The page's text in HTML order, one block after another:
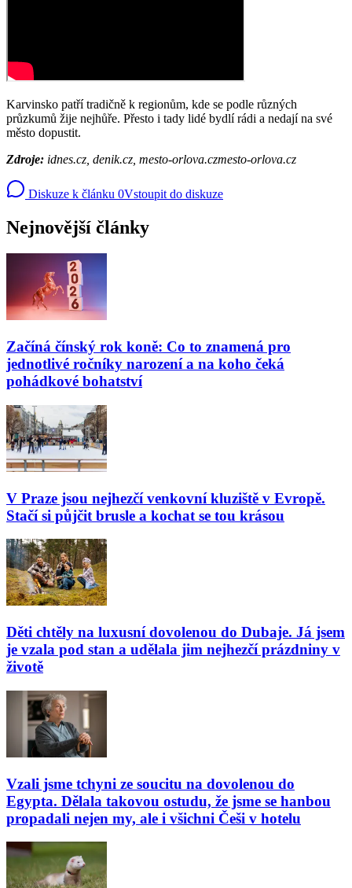
Karvinsko patří tradičně k regionům, kde se podle různých
průzkumů žije nejhůře. Přesto i tady lidé bydlí rádi a nedají na své
město dopustit.
Zdroje: idnes.cz, denik.cz, mesto-orlova.czmesto-orlova.cz
Diskuze k článku 0Vstoupit do diskuze
Nejnovější články
Začíná čínský rok koně: Co to znamená pro
jednotlivé ročníky narození a na koho čeká
pohádkové bohatství
V Praze jsou nejhezčí venkovní kluziště v Evropě.
Stačí si půjčit brusle a kochat se tou krásou
Děti chtěly na luxusní dovolenou do Dubaje. Já jsem
je vzala pod stan a udělala jim nejhezčí prázdniny v
životě
Vzali jsme tchyni ze soucitu na dovolenou do
Egypta. Dělala takovou ostudu, že jsme se hanbou
propadali nejen my, ale i všichni Češi v hotelu